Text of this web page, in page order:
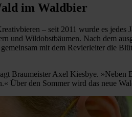
im Waldbier
– seit 2011 wurde es
und Wildobstbäumen. Nach dem
mit dem Revierleiter die
Braumeister Axel Kiesbye.
Über den Sommer wird das neue